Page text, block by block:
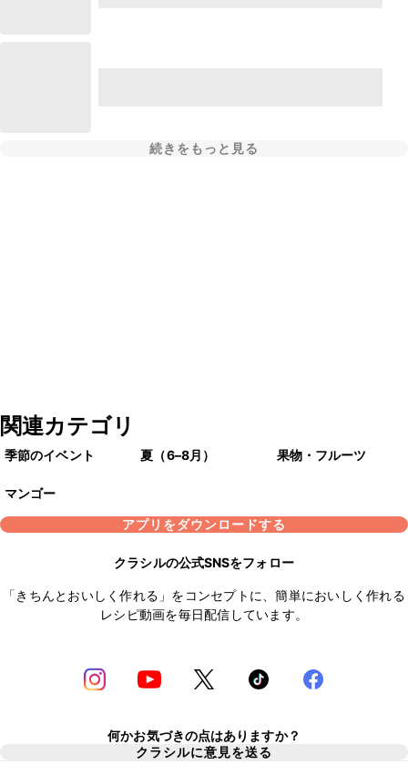
続きをもっと見る
関連カテゴリ
季節のイベント 夏（6–8月） 果物・フルーツ
マンゴー
アプリをダウンロードする
クラシルの公式SNSをフォロー
「きちんとおいしく作れる」をコンセプトに、簡単においしく作れる
レシピ動画を毎日配信しています。
何かお気づきの点はありますか？
クラシルに意見を送る